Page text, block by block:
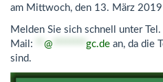
am Mittwoch, den 13. März 2019
Melden Sie sich schnell unter
Mail:
@ gc.de an, da die
sind.